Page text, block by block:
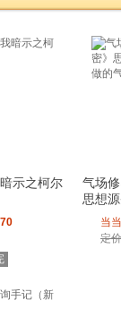
示之柯尔
气场
思想
气场
当
定